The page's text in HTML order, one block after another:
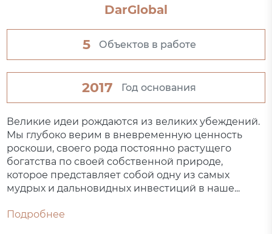
DarGlobal
5 Объектов в работе
2017 Год основания
Великие идеи рождаются из великих убеждений.
Мы глубоко верим в вневременную ценность
роскоши, своего рода постоянно растущего
богатства по своей собственной природе,
которое представляет собой одну из самых
мудрых и дальновидных инвестиций в наше...
Подробнее